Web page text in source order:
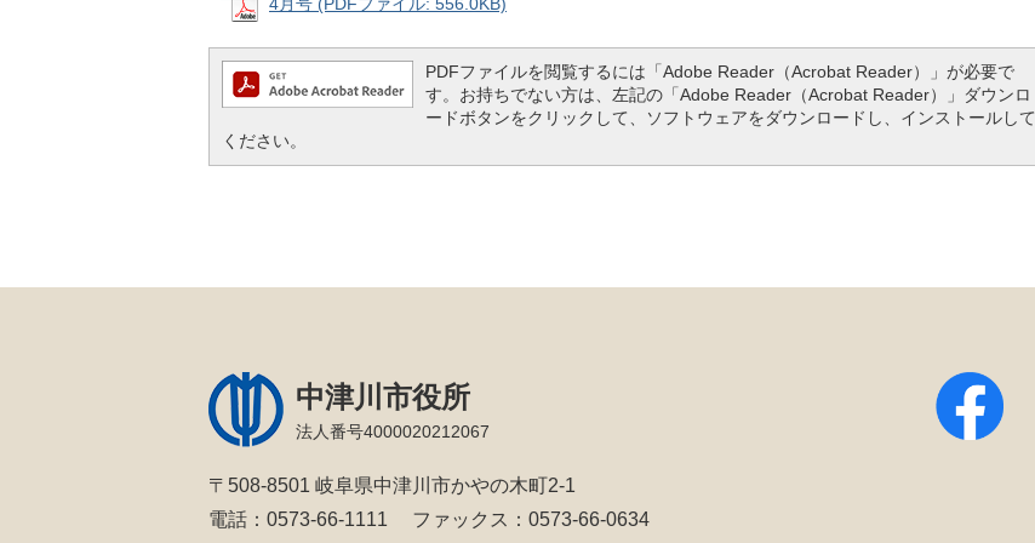
PDFファイルを閲覧するには「Adobe Reader（Acrobat Reader）」が必要で
す。お持ちでない方は、左記の「Adobe Reader（Acrobat Reader）」ダウンロ
ードボタンをクリックして、ソフトウェアをダウンロードし、インストールして
ください。
中津川市役所
法人番号4000020212067
〒508-8501 岐阜県中津川市かやの木町2-1
電話：0573-66-1111
ファックス：0573-66-0634